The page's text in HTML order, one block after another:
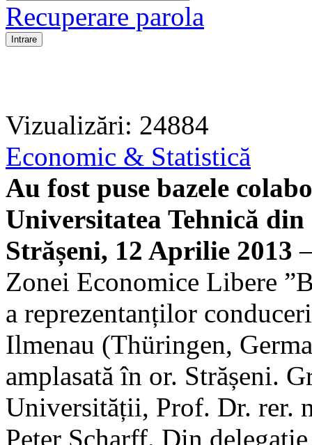
Recuperare parola
Vizualizări: 24884
Economic & Statistică
Au fost puse bazele
Universitatea Tehnică
Strășeni, 12 Aprilie 2013
Zonei Economice Libere
a reprezentanților
Ilmenau (Thüringen,
amplasată în or. Strășeni.
Universității, Prof. Dr. rer.
Peter Scharff. Din